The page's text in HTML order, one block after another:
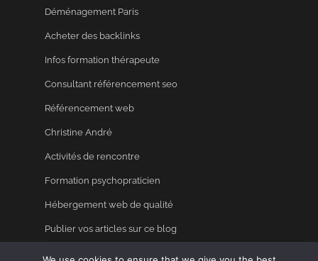
Déménagement Paris
Acheter des backlinks
Infos formation thérapeute
Consultant référencement seo
Référencement web
Christine André
Activités de rencontre
Formation psychopraticien
Hébergement web de qualité
Publier vos articles sur ce blog